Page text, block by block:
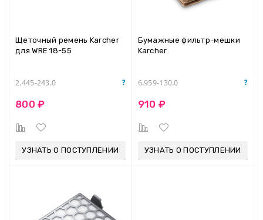
Щеточный ремень Karcher
для WRE 18-55
2.445-243.0
800 ₽
УЗНАТЬ О ПОСТУПЛЕНИИ
Бумажные фильтр-мешки
Karcher
6.959-130.0
910 ₽
УЗНАТЬ О ПОСТУПЛЕНИИ